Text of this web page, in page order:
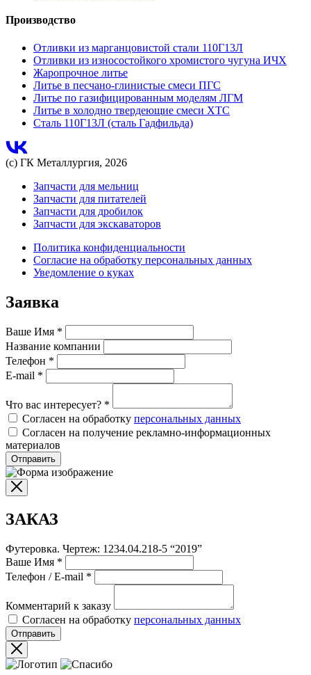
Производство
Отливки из марганцовистой стали 110Г13Л
Отливки из износостойкого хромистого чугуна ИЧХ
Жаропрочное литье
Литье в песчано-глинистые смеси ПГС
Литье по газифицированным моделям ЛГМ
Литье в холодно твердеющие смеси ХТС
Сталь 110Г13Л (сталь Гадфильда)
(с) ГК Металлургия, 2026
Запчасти для мельниц
Запчасти для питателей
Запчасти для дробилок
Запчасти для экскаваторов
Политика конфиденциальности
Согласие на обработку персональных данных
Уведомление о куках
Заявка
Ваше Имя *
Название компании
Телефон *
E-mail *
Что вас интересует? *
Согласен на обработку персональных данных
Согласен на получение рекламно-информационных
материалов
Отправить
ЗАКАЗ
Футеровка. Чертеж: 1234.04.218-5 “2019”
Ваше Имя *
Телефон / E-mail *
Комментарий к заказу
Согласен на обработку персональных данных
Отправить